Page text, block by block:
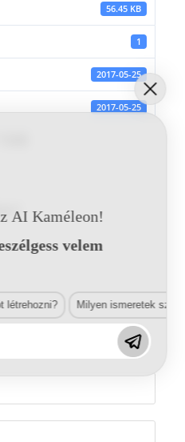
56.45 KB
1
2017-05-25
2017-05-25
AI Kaméleon!
velem
létrehozni? Milyen ismeretek